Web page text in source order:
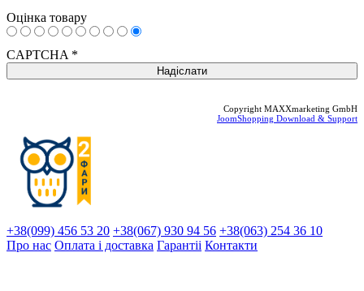
Оцінка товару
CAPTCHA *
Copyright MAXXmarketing GmbH
JoomShopping Download & Support
+38(099) 456 53 20 +38(067) 930 94 56 +38(063) 254 36 10
Про нас Оплата і доставка Гарантіi Контакти